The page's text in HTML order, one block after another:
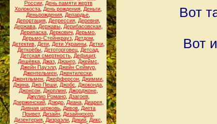
России, День памяти жертв
Холокоста День рождения Деньги
Деньрождения Депардье
Депортация, Депрессия, Деревня,
Держава, Державы, Дерибасовская,
Дерипаска Деркович Дерьмо
Дерьмо-Стейнкрауз, Детдом
Детектив, Дети, Дети Украины, Детки,
Деткоёбы, Детоторговец, Детсад,
Детская смертность, Дефицит,
Дешёвка, Джаз, Джанго, Джеймс
Джейн Пауэлл, Джейн Сеймур,
Джентельмен Джентилески
Джентльмен Джефферсон Джимми
Джина Джо Пеши Джобс Джоконда
Джонсон, Джоплинг, Джорджоне,
Джулио Романо, Дзагоев,
Дзержинский, Дзюдо, Диана, Диарея,
Дивная церковь Дивов Диета
Привет, Дизайн, Дизайнюхер,
Дизентерия Дизраэли Дикий Дикс
Вот
Вот